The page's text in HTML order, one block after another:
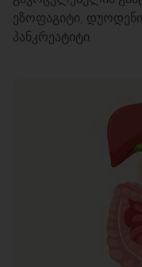
ეზოფაგიტი,
პანკრეატიტი.